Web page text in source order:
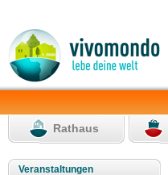
Rathaus
Veranstaltungen